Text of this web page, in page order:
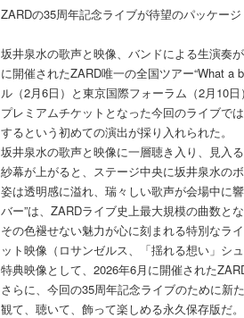
ZARDの35周年記念ライブが待望のパッケー
坂井泉水の歌声と映像、バンドによる生演奏
に開催されたZARD唯一の全国ツアー“What
ル（2月6日）と東京国際フォーラム（2月10
プレミアムチケットとなった今回のライブで
するという初めての演出が採り入れられた。
坂井泉水の歌声と映像に一層聴き入り、見入
紗幕が上がると、ステージ中央に坂井泉水の
姿は透明感に溢れ、瑞々しい歌声が会場中に
バー”は、ZARDライブ史上最大規模の曲数と
その色褪せない魅力が心に刻まれる特別なラ
ット映像（ロサンゼルス、「揺れる想い」シ
特典映像として、2026年6月に開催された
さらに、今回の35周年記念ライブのために新
観て、聴いて、飾って楽しめる永久保存版だ。